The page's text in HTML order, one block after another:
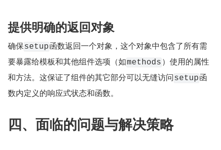
提供明确的返回对象
确保setup函数返回一个对象，这个对象中包含了所有需
要暴露给模板和其他组件选项（如methods ）使用的属性
和方法。这保证了组件的其它部分可以无缝访问setup函
数内定义的响应式状态和函数。
四、面临的问题与解决策略